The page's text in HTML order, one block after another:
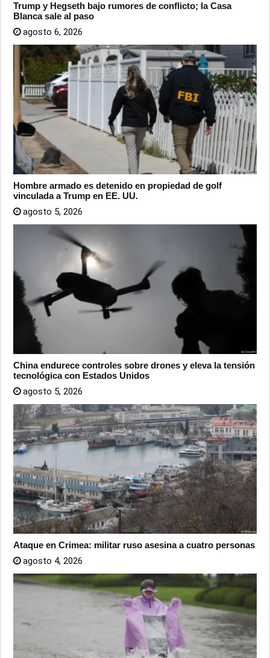
Trump y Hegseth bajo rumores de conflicto; la Casa
Blanca sale al paso
agosto 6, 2026
Hombre armado es detenido en propiedad de golf
vinculada a Trump en EE. UU.
agosto 5, 2026
China endurece controles sobre drones y eleva la tensión
tecnológica con Estados Unidos
agosto 5, 2026
Ataque en Crimea: militar ruso asesina a cuatro personas
agosto 4, 2026